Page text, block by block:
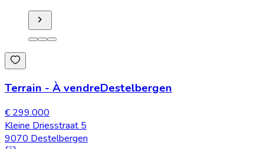
Terrain - À vendreDestelbergen
€ 299.000
Kleine Driesstraat 5
9070 Destelbergen